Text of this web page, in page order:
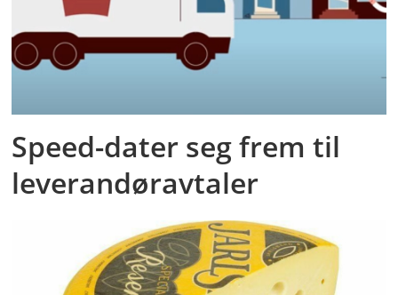
Speed-dater seg frem til
leverandøravtaler